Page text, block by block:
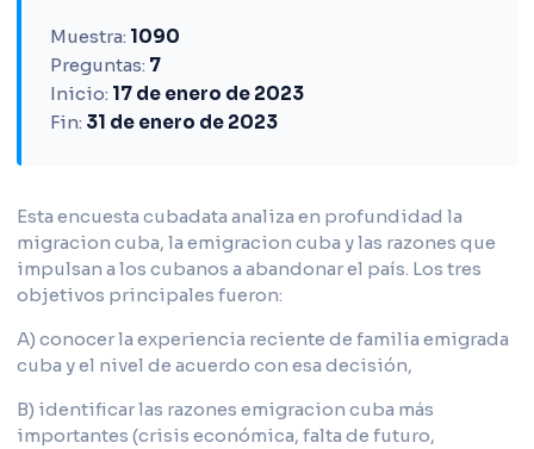
Muestra: 1090
Preguntas: 7
Inicio: 17 de enero de 2023
Fin: 31 de enero de 2023
Esta encuesta cubadata analiza en profundidad la
migracion cuba, la emigracion cuba y las razones que
impulsan a los cubanos a abandonar el país. Los tres
objetivos principales fueron:
A) conocer la experiencia reciente de familia emigrada
cuba y el nivel de acuerdo con esa decisión,
B) identificar las razones emigracion cuba más
importantes (crisis económica, falta de futuro,